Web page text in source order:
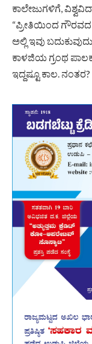
ಕಾಲೇಜುಗಳಿಗೆ,
“ಪ್ರೀತಿಯಿಂದ ಗೌರವದ
ಅಲ್ಲಿ ಇವು
ಕಾಳಜಿಯ ಗ್ರಂಥ
ಇದ್ದಷ್ಟೂ ಕಾಲ. ನಂತರ?